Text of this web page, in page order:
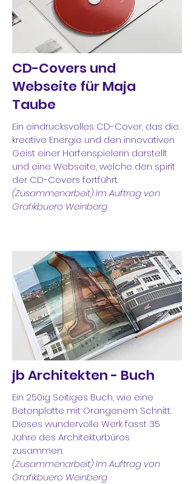
CD-Covers und
Webseite für Maja
Taube
Ein eindrucksvolles CD-Cover, das die
kreative Energie und den innovativen
Geist einer Harfenspielerin darstellt
und eine Webseite, welche den spirit
der CD-Covers fortführt.
(Zusammenarbeit) Im Auftrag von
Grafikbuero Weinberg
jb Architekten - Buch
Ein 250ig Seitiges Buch, wie eine
Betonplatte mit Orangenem Schnitt.
Dieses wundervolle Werk fasst 35
Jahre des Architekturbüros
zusammen.
(Zusammenarbeit) Im Auftrag von
Grafikbuero Weinberg